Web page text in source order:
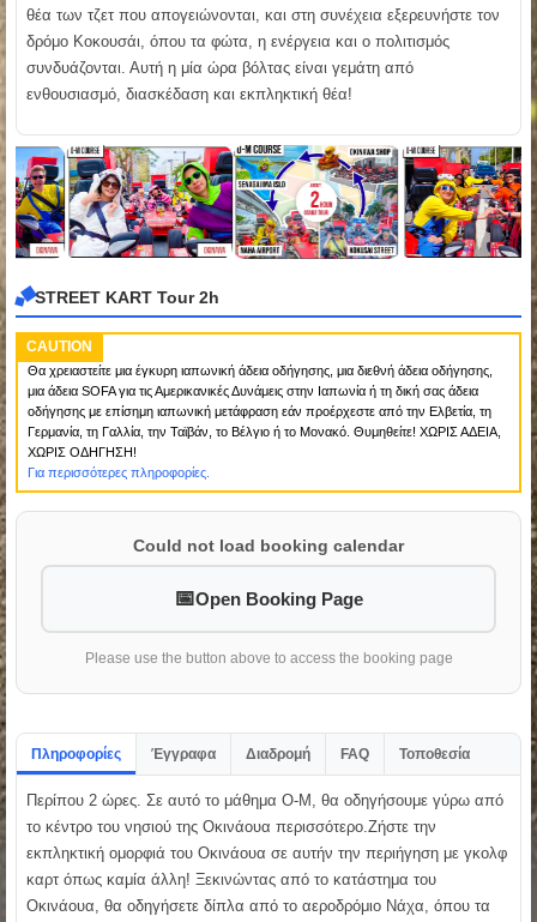
θέα των τζετ που απογειώνονται, και στη συνέχεια εξερευνήστε τον
δρόμο Κοκουσάι, όπου τα φώτα, η ενέργεια και ο πολιτισμός
συνδυάζονται. Αυτή η μία ώρα βόλτας είναι γεμάτη από
ενθουσιασμό, διασκέδαση και εκπληκτική θέα!
STREET KART Tour 2h
CAUTION
Θα χρειαστείτε μια έγκυρη ιαπωνική άδεια οδήγησης, μια διεθνή άδεια οδήγησης,
μια άδεια SOFA για τις Αμερικανικές Δυνάμεις στην Ιαπωνία ή τη δική σας άδεια
οδήγησης με επίσημη ιαπωνική μετάφραση εάν προέρχεστε από την Ελβετία, τη
Γερμανία, τη Γαλλία, την Ταϊβάν, το Βέλγιο ή το Μονακό. Θυμηθείτε! ΧΩΡΙΣ ΑΔΕΙΑ,
ΧΩΡΙΣ ΟΔΗΓΗΣΗ!
Για περισσότερες πληροφορίες.
Could not load booking calendar
Open Booking Page
Please use the button above to access the booking page
Πληροφορίες Έγγραφα Διαδρομή FAQ Τοποθεσία
Περίπου 2 ώρες. Σε αυτό το μάθημα O-M, θα οδηγήσουμε γύρω από
το κέντρο του νησιού της Οκινάουα περισσότερο.Ζήστε την
εκπληκτική ομορφιά του Οκινάουα σε αυτήν την περιήγηση με γκολφ
καρτ όπως καμία άλλη! Ξεκινώντας από το κατάστημα του
Οκινάουα, θα οδηγήσετε δίπλα από το αεροδρόμιο Νάχα, όπου τα